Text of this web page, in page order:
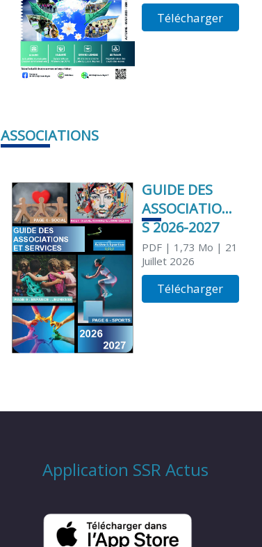
Télécharger
ASSOCIATIONS
GUIDE DES
ASSOCIATION
S 2026-2027
PDF| 1,73 Mo | 21
Juillet 2026
Télécharger
Application SSR Actus